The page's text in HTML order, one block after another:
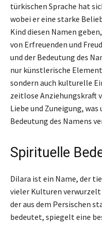
türkischen Sprache hat
wobei er eine starke
Kind diesen Namen
von Erfreuenden und
und der Bedeutung des
nur künstlerische
sondern auch kulturelle
zeitlose Anziehungskraft
Liebe und Zuneigung,
Bedeutung des Namens
Spirituelle
Dilara ist ein Name, der
vieler Kulturen verwurzelt
der aus dem Persischen
bedeutet, spiegelt eine